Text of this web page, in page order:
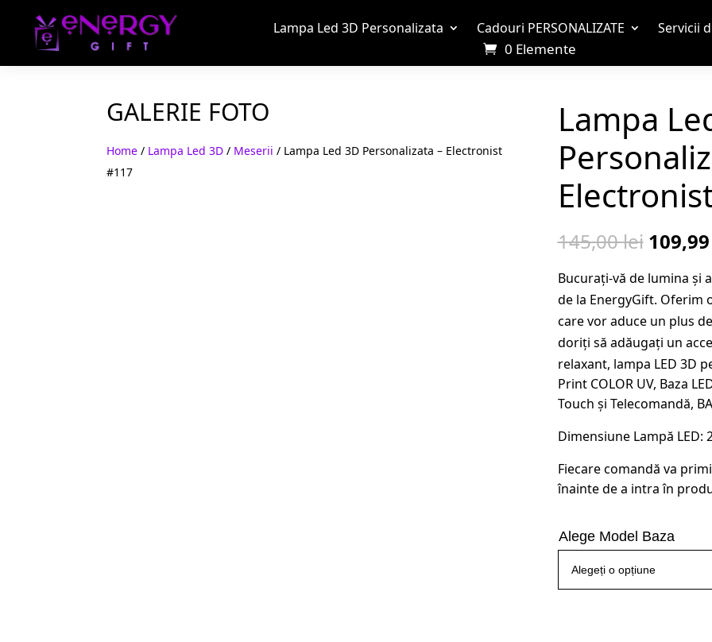
Lampa Led 3D Personalizata Cadouri PERSONALIZATE Servicii
0 Elemente
GALERIE FOTO
Home / Lampa Led 3D / Meserii / Lampa Led 3D Personalizata – Electronist
#117
Lampa
145,00lei Prețul
a
fost:
109,99
Bucurați-vă de lumina și
de la EnergyGift. Oferim
care vor aduce un plus
doriți să adăugați un
relaxant, lampa LED 3D
Print COLOR UV, Baza
Touch și Telecomandă,
Dimensiune Lampă LED:
Fiecare comandă va
înainte de a intra în
Alege Model Baza